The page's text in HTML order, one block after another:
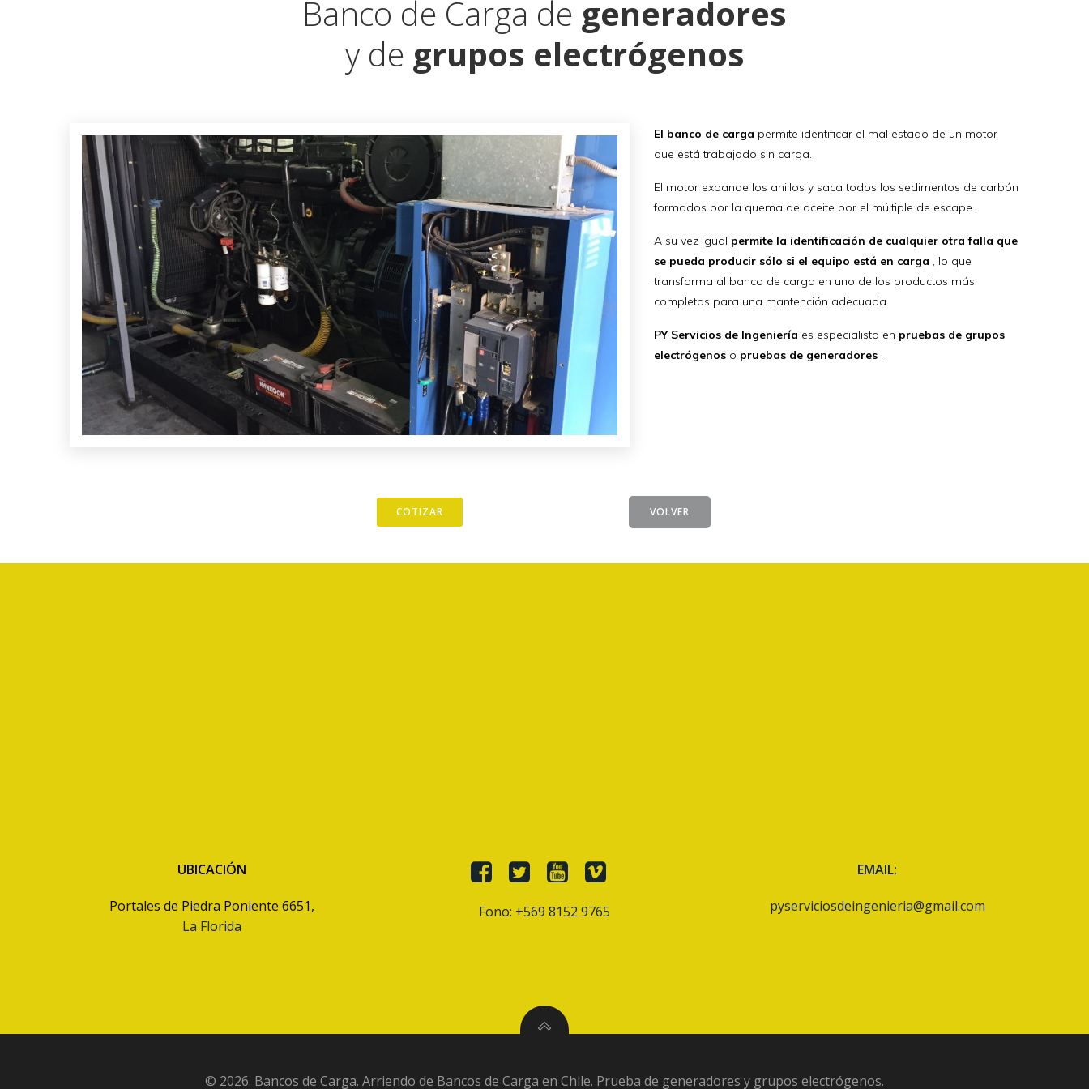
Banco de Carga de generadores
y de grupos electrógenos
El banco de carga permite identificar el mal estado de un motor
que está trabajado sin carga.
El motor expande los anillos y saca todos los sedimentos de carbón
formados por la quema de aceite por el múltiple de escape.
A su vez igual permite la identificación de cualquier otra falla que
se pueda producir sólo si el equipo está en carga , lo que
transforma al banco de carga en uno de los productos más
completos para una mantención adecuada.
PY Servicios de Ingeniería es especialista en pruebas de grupos
electrógenos o pruebas de generadores .
COTIZAR VOLVER
UBICACIÓN
Portales de Piedra Poniente 6651,
La Florida
Fono: +569 8152 9765
EMAIL:
pyserviciosdeingenieria@gmail.com
© 2026. Bancos de Carga. Arriendo de Bancos de Carga en Chile. Prueba de generadores y grupos electrógenos.